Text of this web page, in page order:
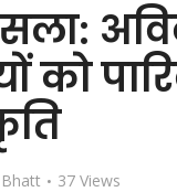
को
37 Views